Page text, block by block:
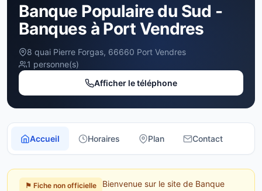
Banque Populaire du Sud -
Banques à Port Vendres
8 quai Pierre Forgas, 66660 Port Vendres
1 personne(s)
Afficher le téléphone
Accueil Horaires Plan Contact
⚑ Fiche non officielle
Bienvenue sur le site de Banque